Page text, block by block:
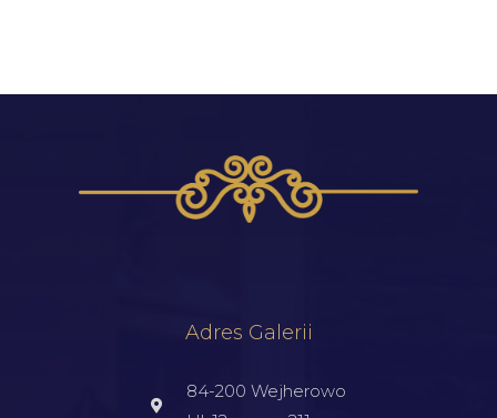
Adres Galerii
84-200 Wejherowo